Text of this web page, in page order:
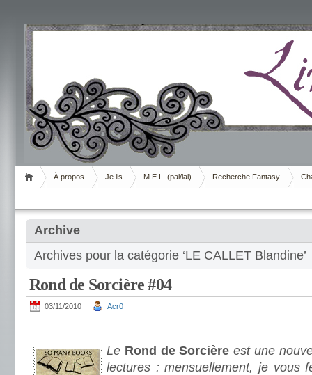
Livrement
À propos Je lis M.E.L. (pal/lal) Recherche Fantasy
Archive
Archives pour la catégorie ‘LE CALLET Blandine’
Rond de Sorcière #04
03/11/2010 Acr0
Le Rond de Sorcière est une
lectures : mensuellement, je vous